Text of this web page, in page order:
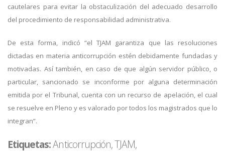
cautelares para evitar la obstaculización del adecuado desarrollo
del procedimiento de responsabilidad administrativa.
De esta forma, indicó “el TJAM garantiza que las resoluciones
dictadas en materia anticorrupción estén debidamente fundadas y
motivadas. Así también, en caso de que algún servidor público, o
particular, sancionado se inconforme por alguna determinación
emitida por el Tribunal, cuenta con un recurso de apelación, el cual
se resuelve en Pleno y es valorado por todos los magistrados que lo
integran”.
Etiquetas:Anticorrupción, TJAM,